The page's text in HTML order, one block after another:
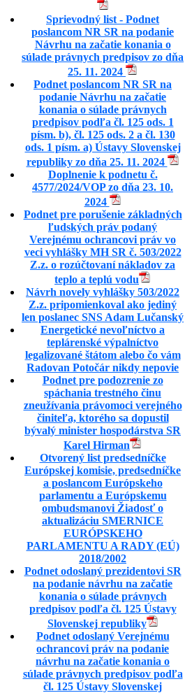
Sprievodný list - Podnet
poslancom NR SR na podanie
Návrhu na začatie konania o
súlade právnych predpisov zo dňa
25. 11. 2024
Podnet poslancom NR SR na
podanie Návrhu na začatie
konania o súlade právnych
predpisov podľa čl. 125 ods. 1
písm. b), čl. 125 ods. 2 a čl. 130
ods. 1 písm. a) Ústavy Slovenskej
republiky zo dňa 25. 11. 2024
Doplnenie k podnetu č.
4577/2024/VOP zo dňa 23. 10.
2024
Podnet pre porušenie základných
ľudských práv podaný
Verejnému ochrancovi práv vo
veci vyhlášky MH SR č. 503/2022
Z.z. o rozúčtovaní nákladov za
teplo a teplú vodu
Návrh novely vyhlášky 503/2022
Z.z. pripomienkoval ako jediný
len poslanec SNS Adam Lučanský
Energetické nevoľníctvo a
teplárenské výpalníctvo
legalizované štátom alebo čo vám
Radovan Potočár nikdy nepovie
Podnet pre podozrenie zo
spáchania trestného činu
zneužívania právomoci verejného
činiteľa, ktorého sa dopustil
bývalý minister hospodárstva SR
Karel Hirman
Otvorený list predsedníčke
Európskej komisie, predsedníčke
a poslancom Európskeho
parlamentu a Európskemu
ombudsmanovi Žiadosť o
aktualizáciu SMERNICE
EURÓPSKEHO
PARLAMENTU A RADY (EÚ)
2018/2002
Podnet odoslaný prezidentovi SR
na podanie návrhu na začatie
konania o súlade právnych
predpisov podľa čl. 125 Ústavy
Slovenskej republiky
Podnet odoslaný Verejnému
ochrancovi práv na podanie
návrhu na začatie konania o
súlade právnych predpisov podľa
čl. 125 Ústavy Slovenskej